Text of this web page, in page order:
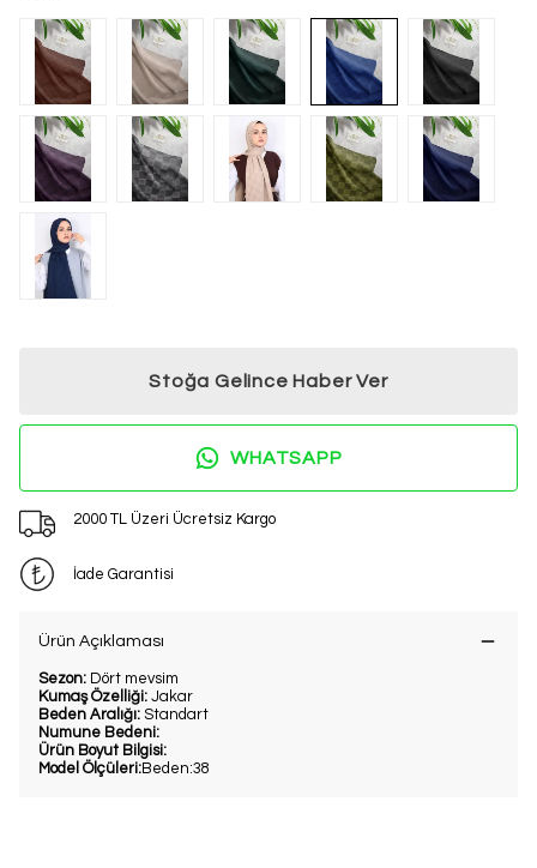
Stoğa Gelince Haber Ver
WHATSAPP
2000 TL Üzeri Ücretsiz Kargo
İade Garantisi
Ürün Açıklaması
Sezon: Dört mevsim
Kumaş Özelliği: Jakar
Beden Aralığı: Standart
Numune Bedeni:
Ürün Boyut Bilgisi:
Model Ölçüleri:Beden:38